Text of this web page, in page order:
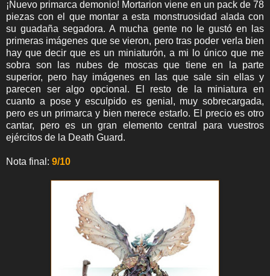
¡Nuevo primarca demonio! Mortarion viene en un pack de 78
piezas con el que montar a esta monstruosidad alada con
su guadaña segadora. A mucha gente no le gustó en las
primeras imágenes que se vieron, pero tras poder verla bien
hay que decir que es un miniaturón, a mi lo único que me
sobra son las nubes de moscas que tiene en la parte
superior, pero hay imágenes en las que sale sin ellas y
parecen ser algo opcional. El resto de la miniatura en
cuanto a pose y esculpido es genial, muy sobrecargada,
pero es un primarca y bien merece estarlo. El precio es otro
cantar, pero es un gran elemento central para vuestros
ejércitos de la Death Guard.
Nota final: 9/10